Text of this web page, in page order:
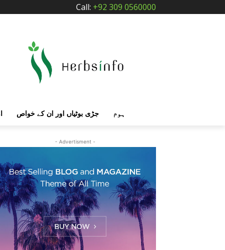
Call: +92 309 0560000
جڑی بوٹیاں اور ان کے خواص ہوم
- Advertisment -